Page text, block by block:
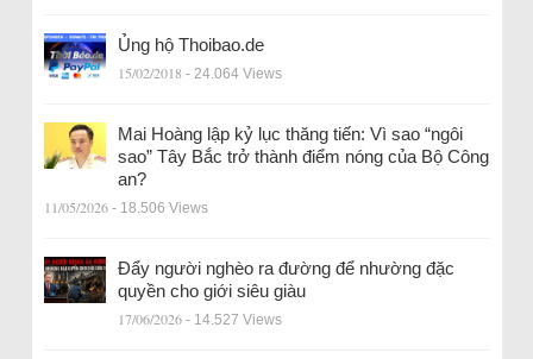
Ủng hộ Thoibao.de
15/02/2018 - 24.064 Views
Mai Hoàng lập kỷ lục thăng tiến: Vì sao “ngôi
sao” Tây Bắc trở thành điểm nóng của Bộ Công
an?
11/05/2026 - 18.506 Views
Đẩy người nghèo ra đường để nhường đặc
quyền cho giới siêu giàu
17/06/2026 - 14.527 Views